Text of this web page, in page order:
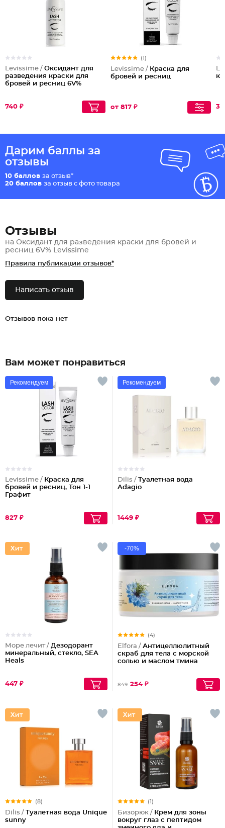
Levissime / Оксидант для
разведения краски для
бровей и ресниц 6V%
740 ₽
(1)
Levissime / Краска для
бровей и ресниц
от 817 ₽
Дарим баллы за
отзывы
10 баллов за отзыв*
20 баллов за отзыв с фото товара
Отзывы
на Оксидант для разведения краски для бровей и
ресниц 6V% Levissime
Правила публикации отзывов*
Написать отзыв
Отзывов пока нет
Вам может понравиться
Рекомендуем
Levissime / Краска для
бровей и ресниц, Тон 1-1
Графит
827 ₽
Рекомендуем
Dilis / Туалетная вода
Adagio
1449 ₽
Море лечит / Дезодорант
минеральный, стекло, SEA
Heals
447 ₽
-70%
(4)
Elfora / Антицеллюлитный
скраб для тела с морской
солью и маслом тмина
849 254 ₽
(8)
Dilis / Туалетная вода Unique
sunny
(1)
Бизорюк / Крем для зоны
вокруг глаз с пептидом